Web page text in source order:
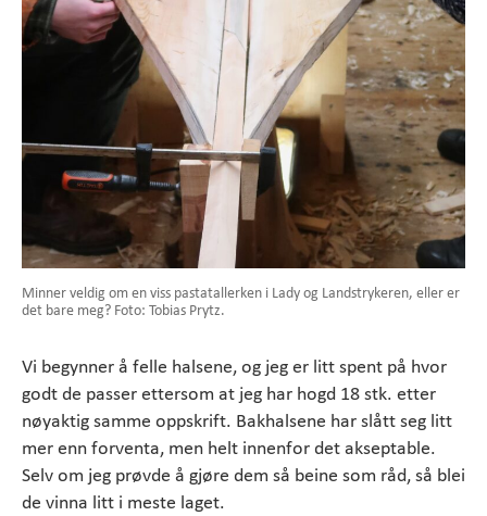
Minner veldig om en viss pastatallerken i Lady og Landstrykeren, eller er
det bare meg? Foto: Tobias Prytz.
Vi begynner å felle halsene, og jeg er litt spent på hvor
godt de passer ettersom at jeg har hogd 18 stk. etter
nøyaktig samme oppskrift. Bakhalsene har slått seg litt
mer enn forventa, men helt innenfor det akseptable.
Selv om jeg prøvde å gjøre dem så beine som råd, så blei
de vinna litt i meste laget.